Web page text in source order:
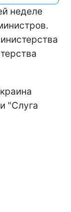
неделе
"Слуга